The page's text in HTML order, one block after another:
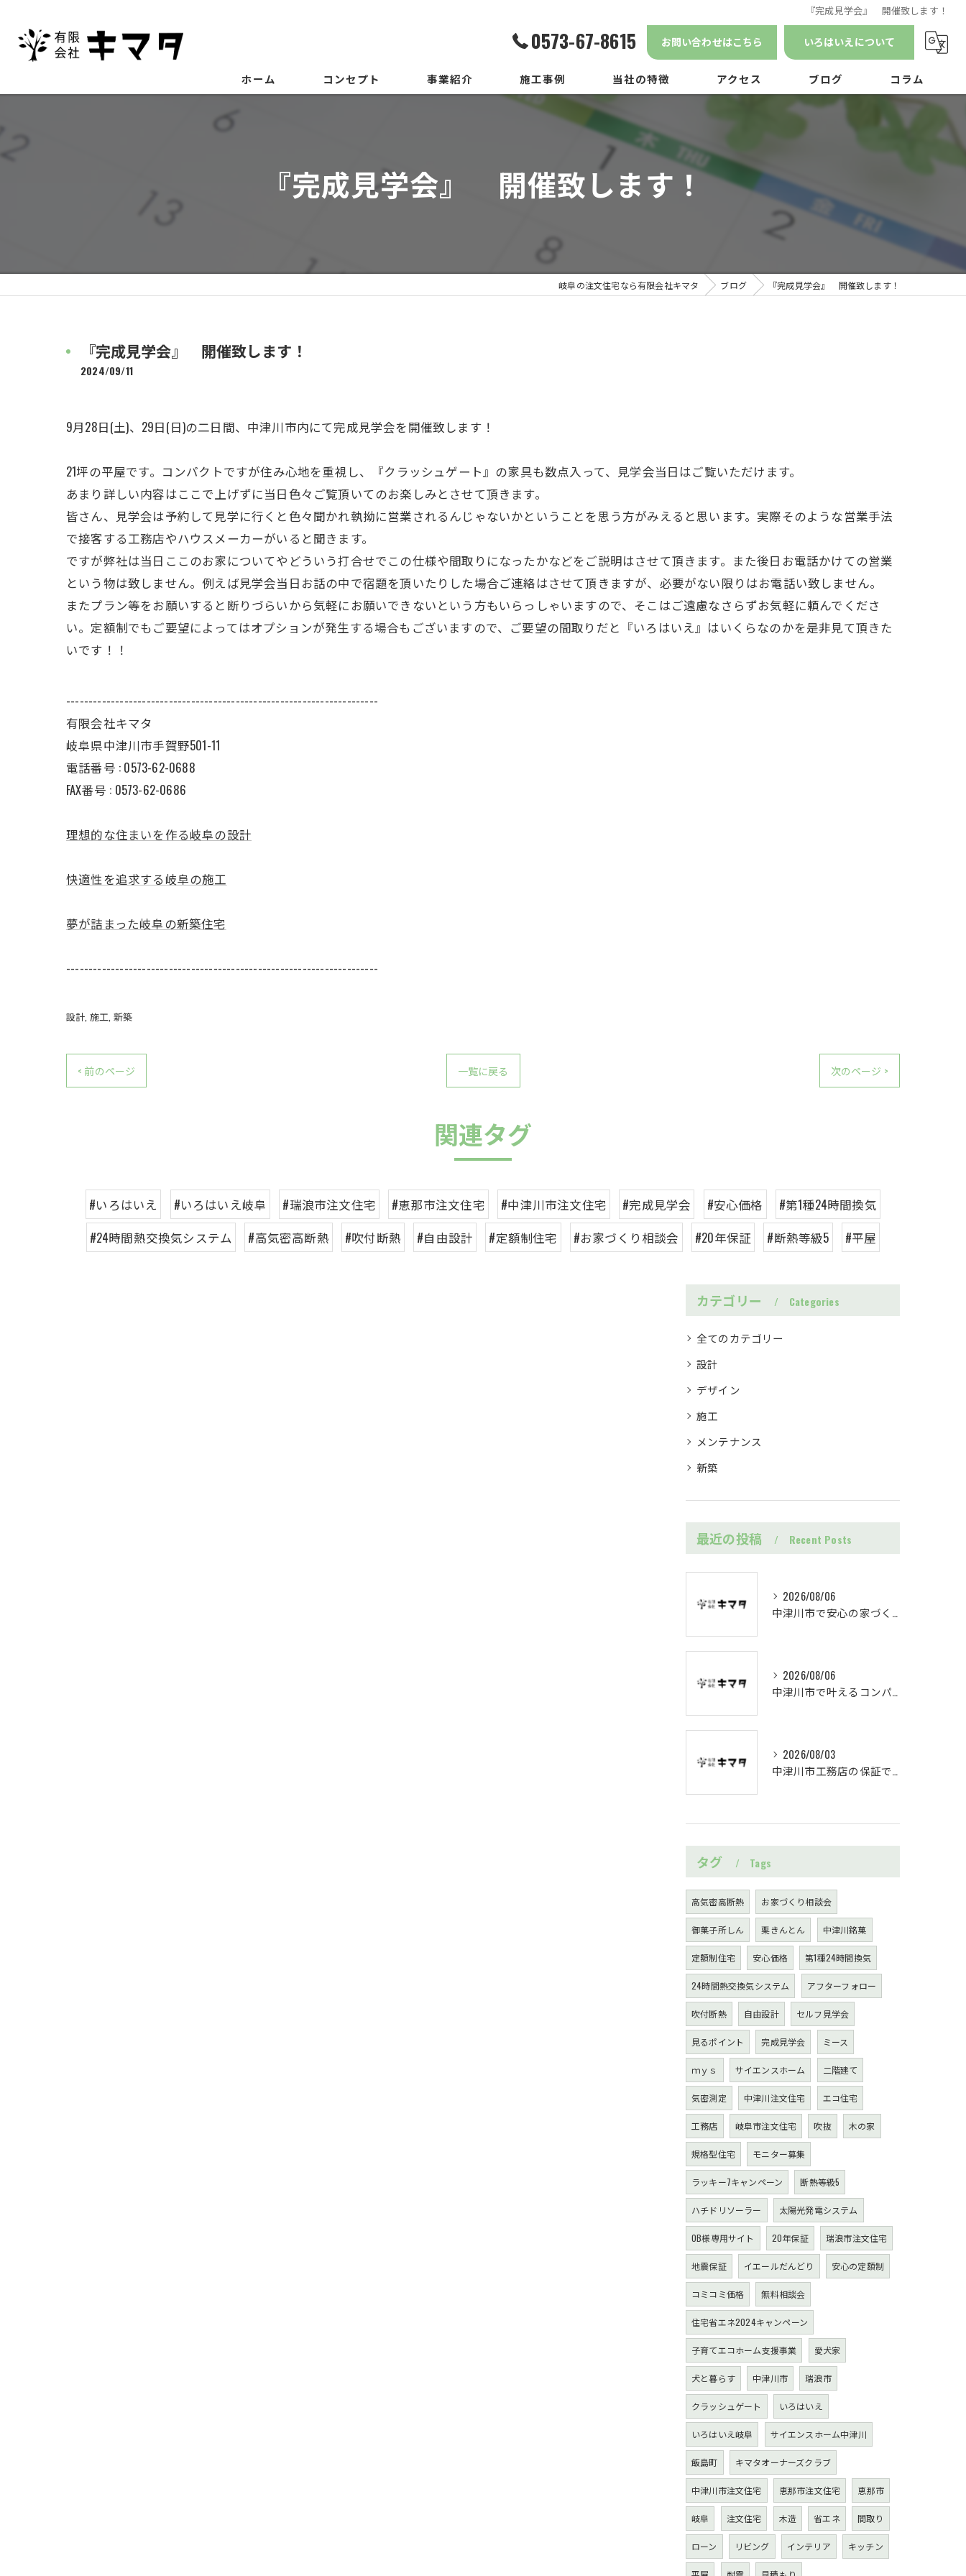
『完成見学会』 開催致します！
0573-67-8615 お問い合わせはこちら いろはいえについて
ホーム コンセプト 事業紹介
地震保証付住宅とは
施工事例 当社の特徴
設計
デザイン
施工
アクセス ブログ コラム
『完成見学会』 開催致します！
岐阜の注文住宅なら有限会社キマタ ブログ 『完成見学会』 開催致します！
『完成見学会』 開催致します！
2024/09/11
9月28日(土)、29日(日)の二日間、中津川市内にて完成見学会を開催致します！
21坪の平屋です。コンパクトですが住み心地を重視し、『クラッシュゲート』の家具も数点入って、見学会当日はご覧いただけます。
あまり詳しい内容はここで上げずに当日色々ご覧頂いてのお楽しみとさせて頂きます。
皆さん、見学会は予約して見学に行くと色々聞かれ執拗に営業されるんじゃないかということを思う方がみえると思います。実際そのような営業手法
で接客する工務店やハウスメーカーがいると聞きます。
ですが弊社は当日ここのお家についてやどういう打合せでこの仕様や間取りになったかなどをご説明はさせて頂きます。また後日お電話かけての営業
という物は致しません。例えば見学会当日お話の中で宿題を頂いたりした場合ご連絡はさせて頂きますが、必要がない限りはお電話い致しません。
またプラン等をお願いすると断りづらいから気軽にお願いできないという方もいらっしゃいますので、そこはご遠慮なさらずお気軽に頼んでくださ
い。定額制でもご要望によってはオプションが発生する場合もございますので、ご要望の間取りだと『いろはいえ』はいくらなのかを是非見て頂きた
いです！！
----------------------------------------------------------------------
有限会社キマタ
岐阜県中津川市手賀野501-11
電話番号 : 0573-62-0688
FAX番号 : 0573-62-0686
理想的な住まいを作る岐阜の設計
快適性を追求する岐阜の施工
夢が詰まった岐阜の新築住宅
----------------------------------------------------------------------
設計 施工 新築
< 前のページ 一覧に戻る 次のページ >
関連タグ
#いろはいえ #いろはいえ岐阜 #瑞浪市注文住宅 #恵那市注文住宅 #中津川市注文住宅 #完成見学会 #安心価格
#第1種24時間換気
#24時間熱交換気システム
#高気密高断熱 #吹付断熱 #自由設計 #定額制住宅 #お家づくり相談会 #20年保証 #断熱等級5 #平屋
カテゴリー Categories
全てのカテゴリー
設計
デザイン
施工
メンテナンス
新築
最近の投稿 Recent Posts
2026/08/06
中津川市で安心の家づくり保証体制
2026/08/06
中津川市で叶えるコンパクト二階建て設計
2026/08/03
中津川市工務店の保証で施工トラブル回避
タグ Tags
高気密高断熱 お家づくり相談会
御菓子所しん 栗きんとん 中津川銘菓
定額制住宅 安心価格 第1種24時間換気
24時間熱交換気システム アフターフォロー
吹付断熱 自由設計 セルフ見学会
見るポイント 完成見学会 ミース
ｍｙｓ サイエンスホーム 二階建て
気密測定 中津川注文住宅 エコ住宅
工務店 岐阜市注文住宅 吹抜 木の家
規格型住宅 モニター募集
ラッキー7キャンペーン 断熱等級5
ハチドリソーラー 太陽光発電システム
OB様専用サイト 20年保証 瑞浪市注文住宅
地震保証 イエールだんどり 安心の定額制
コミコミ価格 無料相談会
住宅省エネ2024キャンペーン
子育てエコホーム支援事業 愛犬家
犬と暮らす 中津川市 瑞浪市
クラッシュゲート いろはいえ
いろはいえ岐阜 サイエンスホーム中津川
飯島町 キマタオーナーズクラブ
中津川市注文住宅 恵那市注文住宅 恵那市
岐阜 注文住宅 木造 省エネ 間取り
ローン リビング インテリア キッチン